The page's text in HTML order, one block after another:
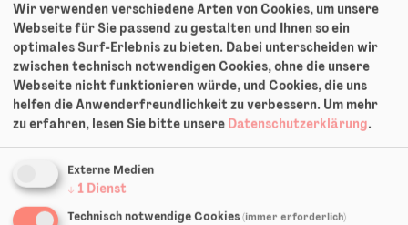
Bühne & Kostüm:
Trückermärchen - Von Wiegenliedern und
Warenketten, 2022
Tiere die lügen, 2021
Wir verwenden verschiedene Arten von Cookies, um unsere
Webseite für Sie passend zu gestalten und Ihnen so ein
optimales Surf-Erlebnis zu bieten. Dabei unterscheiden wir
zwischen technisch notwendigen Cookies, ohne die unsere
Webseite nicht funktionieren würde, und Cookies, die uns
helfen die Anwenderfreundlichkeit zu verbessern. Um mehr
zu erfahren, lesen Sie bitte unsere Datenschutzerklärung.
Externe Medien
↓ 1 Dienst
Technisch notwendige Cookies (immer erforderlich)